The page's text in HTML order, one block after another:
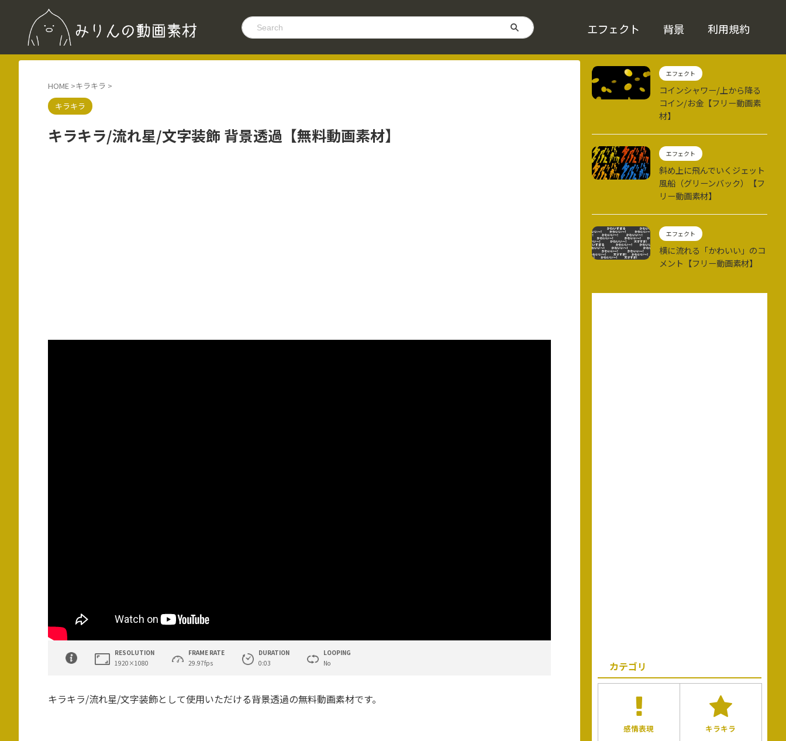
エフェクト 背景 利用規約
HOME >キラキラ >
キラキラ
キラキラ/流れ星/文字装飾 背景透過【無料動画素材】
RESOLUTION
1920×1080
FRAME RATE
29.97fps
DURATION
0:03
LOOPING
No
キラキラ/流れ星/文字装飾として使用いただける背景透過の無料動画素材です。
エフェクト
コインシャワー/上から降る
コイン/お金【フリー動画素
材】
エフェクト
斜め上に飛んでいくジェット
風船（グリーンバック）【フ
リー動画素材】
エフェクト
横に流れる「かわいい」のコ
メント【フリー動画素材】
カテゴリ
感情表現 キラキラ